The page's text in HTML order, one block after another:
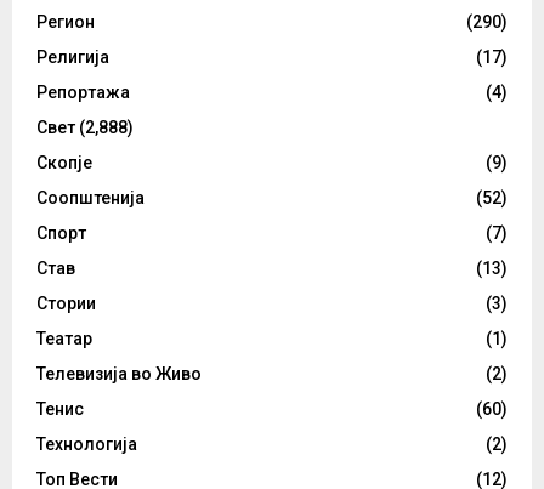
Регион
(290)
Религија
(17)
Репортажа
(4)
Свет (2,888)
Скопје
(9)
Соопштенија
(52)
Спорт
(7)
Став
(13)
Стории
(3)
Театар
(1)
Телевизија во Живо
(2)
Тенис
(60)
Технологија
(2)
Топ Вести
(12)